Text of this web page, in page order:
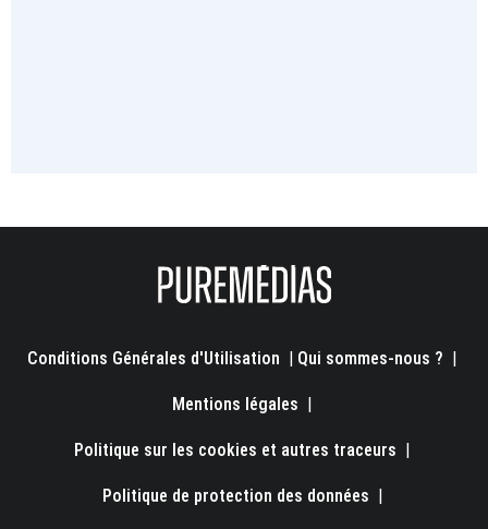
Conditions Générales d'Utilisation | Qui sommes-nous ? |
Mentions légales |
Politique sur les cookies et autres traceurs |
Politique de protection des données |